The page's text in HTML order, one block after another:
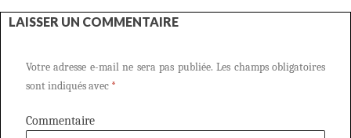
LAISSER UN COMMENTAIRE
Votre adresse e-mail ne sera pas publiée. Les champs obligatoires
sont indiqués avec *
Commentaire